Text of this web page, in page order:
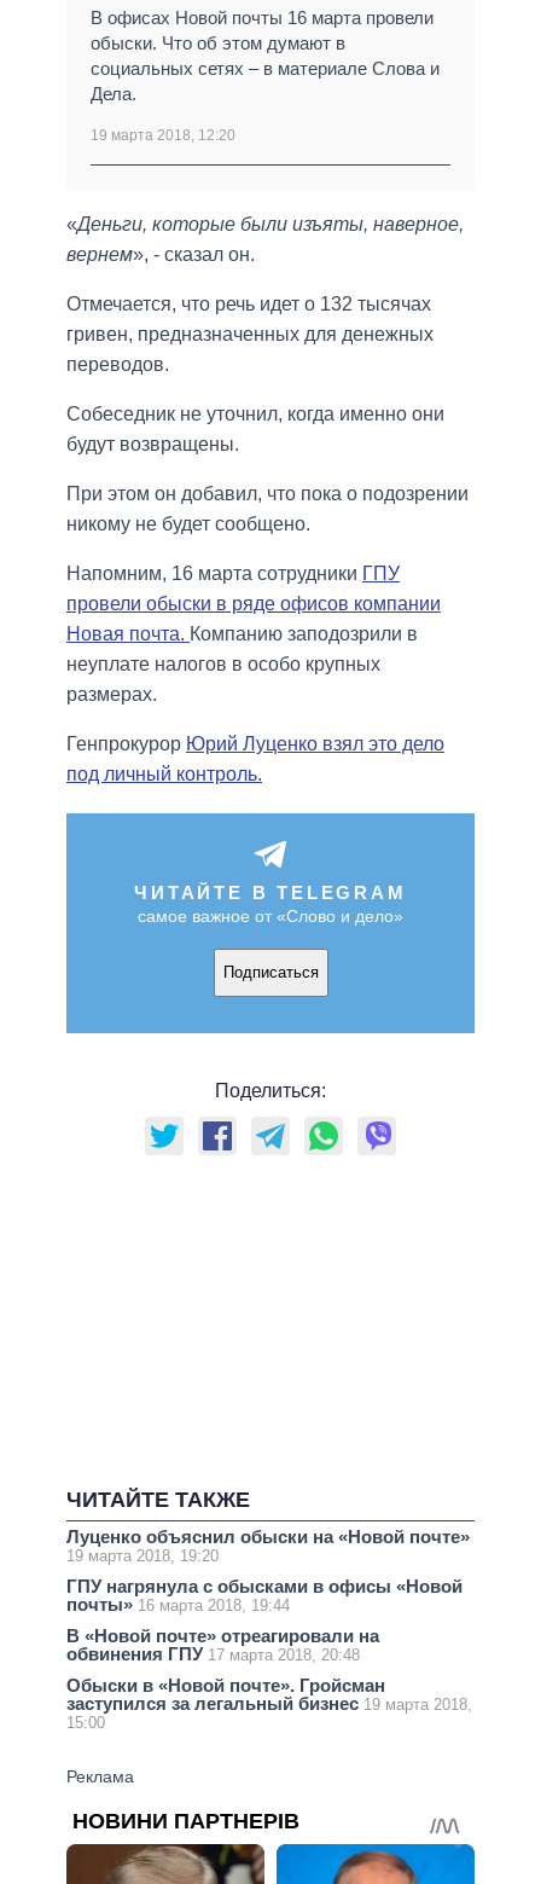
В офисах Новой почты 16 марта провели
обыски. Что об этом думают в
социальных сетях – в материале Слова и
Дела.
19 марта 2018, 12:20
«Деньги, которые были изъяты, наверное,
вернем», - сказал он.
Отмечается, что речь идет о 132 тысячах
гривен, предназначенных для денежных
переводов.
Собеседник не уточнил, когда именно они
будут возвращены.
При этом он добавил, что пока о подозрении
никому не будет сообщено.
Напомним, 16 марта сотрудники ГПУ
провели обыски в ряде офисов компании
Новая почта. Компанию заподозрили в
неуплате налогов в особо крупных
размерах.
Генпрокурор Юрий Луценко взял это дело
под личный контроль.
ЧИТАЙТЕ В TELEGRAM
самое важное от «Слово и дело»
Подписаться
Поделиться:
ЧИТАЙТЕ ТАКЖЕ
Луценко объяснил обыски на «Новой почте»
19 марта 2018, 19:20
ГПУ нагрянула с обысками в офисы «Новой
почты» 16 марта 2018, 19:44
В «Новой почте» отреагировали на
обвинения ГПУ 17 марта 2018, 20:48
Обыски в «Новой почте». Гройсман
заступился за легальный бизнес 19 марта 2018,
15:00